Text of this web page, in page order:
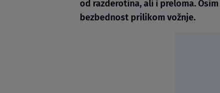
od razderotina, ali i preloma.
bezbednost prilikom vožnje.